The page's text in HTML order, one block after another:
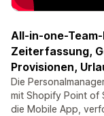
All-in-one-
Zeiterfassung,
Provisionen,
Die
mit Shopify Point of
die Mobile App,